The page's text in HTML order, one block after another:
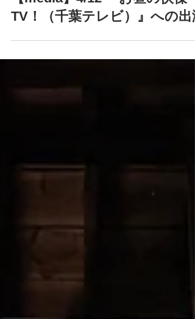
【media】4/12 『お昼の快傑
TV！（千葉テレビ）』への出